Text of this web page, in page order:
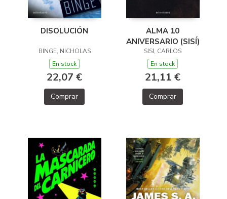
DISOLUCIÓN
BINGE, NICHOLAS
En stock
22,07 €
Comprar
ALMA 10
ANIVERSARIO (SISÍ)
SISI, CARLOS
En stock
21,11 €
Comprar